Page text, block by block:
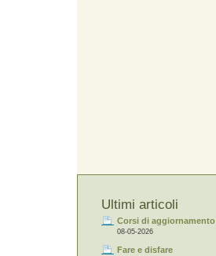
Ultimi articoli
Corsi di aggiornamento
08-05-2026
Fare e disfare